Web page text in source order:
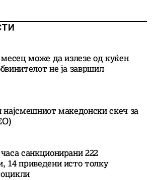
месец може да излезе од куќен
не ја завршил
најсмешниот македонски скеч за
санкционирани 222
14 приведени исто толку